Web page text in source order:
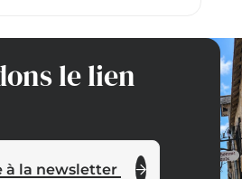
le lien
à la newsletter